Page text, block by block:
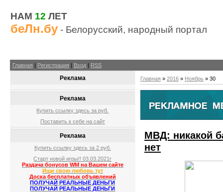
НАМ 12 ЛЕТ
беЛн.бу - Белорусский, народный портал
Главная | Регистрация | Вход | RSS
Реклама
Реклама
Купить ссылку здесь заруб.
Поставить к себе на сайт
Реклама
Купить ссылку здесь за 2 руб.
Старт новой игры!! 03.03.2021г
Раздача бонусов WM на Вашем сайте
Ищи свою любовь тут
Доска бесплатных объявлений
ПОЛУЧАЙ РЕАЛЬНЫЕ ДЕНЬГИ
ПОЛУЧАЙ РЕАЛЬНЫЕ ДЕНЬГИ
Главная » 2016 » Ноябрь » 30
МВД: никакой
нет